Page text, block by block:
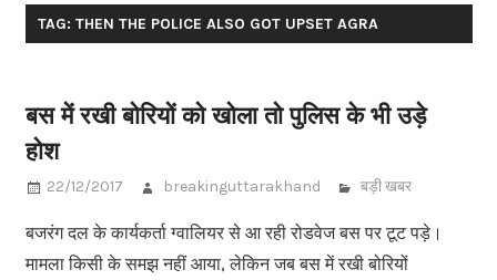
TAG: THEN THE POLICE ALSO GOT UPSET AGRA
बस में रखी बोरियों को खोला तो पुलिस के भी उड़े
होश
22/12/2017 breakinguttarakhand बड़ी खबर
बजरंग दल के कार्यकर्ता ग्वालियर से आ रही रोडवेज बस पर टूट पड़े।
मामला किसी के समझ नहीं आया, लेकिन जब बस में रखी बोरियों